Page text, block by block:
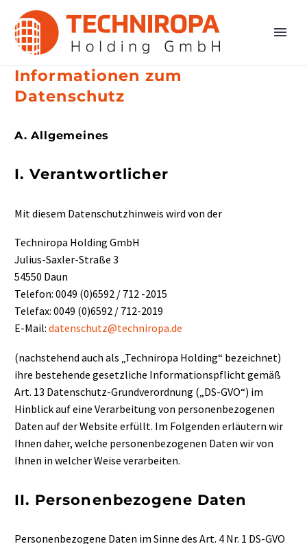
Informationen zum
Datenschutz
A. Allgemeines
I. Verantwortlicher
Mit diesem Datenschutzhinweis wird von der
Techniropa Holding GmbH
Julius-Saxler-Straße 3
54550 Daun
Telefon: 0049 (0)6592 / 712 -2015
Telefax: 0049 (0)6592 / 712-2019
E-Mail: datenschutz@techniropa.de
(nachstehend auch als „Techniropa Holding“ bezeichnet)
ihre bestehende gesetzliche Informationspflicht gemäß
Art. 13 Datenschutz-Grundverordnung („DS-GVO“) im
Hinblick auf eine Verarbeitung von personenbezogenen
Daten auf der Website erfüllt. Im Folgenden erläutern wir
Ihnen daher, welche personenbezogenen Daten wir von
Ihnen in welcher Weise verarbeiten.
II. Personenbezogene Daten
Personenbezogene Daten im Sinne des Art. 4 Nr. 1 DS-GVO